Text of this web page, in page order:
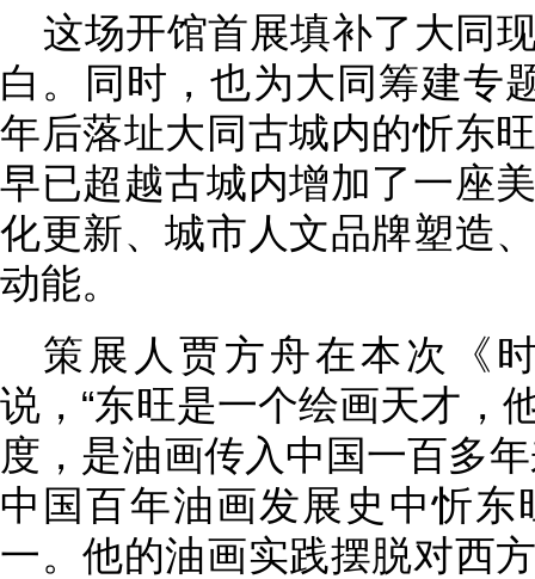
这场开馆首展填补了大同
白。同时，也为大同筹建专
年后落址大同古城内的忻东
早已超越古城内增加了一座
化更新、城市人文品牌塑造
动能。
策展人贾方舟在本次《
说，“东旺是一个绘画天才，
度，是油画传入中国一百多
中国百年油画发展史中忻
一。他的油画实践摆脱对西